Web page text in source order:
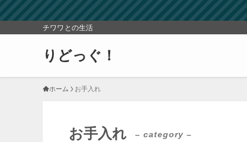
チワワとの生活
りどっぐ！
ホーム お手入れ
お手入れ – category –